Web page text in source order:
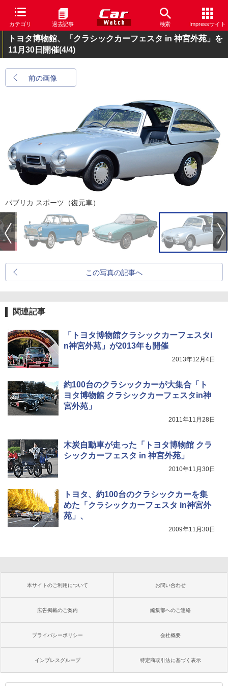
カテゴリ 過去記事 検索 Impressサイト
トヨタ博物館、「クラシックカーフェスタ in 神宮外苑」を
11月30日開催(4/4)
前の画像
パブリカ スポーツ（復元車）
この写真の記事へ
関連記事
「トヨタ博物館クラシックカーフェスタi
n神宮外苑」が2013年も開催
2013年12月4日
約100台のクラシックカーが大集合「ト
ヨタ博物館 クラシックカーフェスタin神
宮外苑」
2011年11月28日
木炭自動車が走った「トヨタ博物館 クラ
シックカーフェスタ in 神宮外苑」
2010年11月30日
トヨタ、約100台のクラシックカーを集
めた「クラシックカーフェスタ in神宮外
苑」、
2009年11月30日
本サイトのご利用について お問い合わせ
広告掲載のご案内 編集部へのご連絡
プライバシーポリシー 会社概要
インプレスグループ 特定商取引法に基づく表示